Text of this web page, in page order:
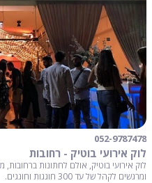
052-9787478
לוק אירועי בוטיק - רחובות
לוק אירועי בוטיק, אולם לחתונות
ומרגשים לקהל של עד 300 חוגגות וחוגגים.